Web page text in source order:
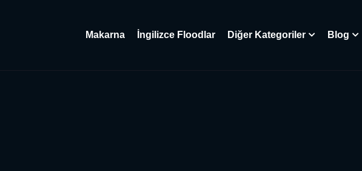
Makarna İngilizce Floodlar Diğer Kategoriler Blog